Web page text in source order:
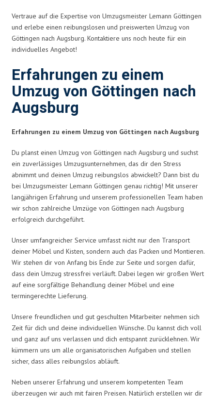
Vertraue auf die Expertise von Umzugsmeister Lemann Göttingen
und erlebe einen reibungslosen und preiswerten Umzug von
Göttingen nach Augsburg. Kontaktiere uns noch heute für ein
individuelles Angebot!
Erfahrungen zu einem
Umzug von Göttingen nach
Augsburg
Erfahrungen zu einem Umzug von Göttingen nach Augsburg
Du planst einen Umzug von Göttingen nach Augsburg und suchst
ein zuverlässiges Umzugsunternehmen, das dir den Stress
abnimmt und deinen Umzug reibungslos abwickelt? Dann bist du
bei Umzugsmeister Lemann Göttingen genau richtig! Mit unserer
langjährigen Erfahrung und unserem professionellen Team haben
wir schon zahlreiche Umzüge von Göttingen nach Augsburg
erfolgreich durchgeführt.
Unser umfangreicher Service umfasst nicht nur den Transport
deiner Möbel und Kisten, sondern auch das Packen und Montieren.
Wir stehen dir von Anfang bis Ende zur Seite und sorgen dafür,
dass dein Umzug stressfrei verläuft. Dabei legen wir großen Wert
auf eine sorgfältige Behandlung deiner Möbel und eine
termingerechte Lieferung.
Unsere freundlichen und gut geschulten Mitarbeiter nehmen sich
Zeit für dich und deine individuellen Wünsche. Du kannst dich voll
und ganz auf uns verlassen und dich entspannt zurücklehnen. Wir
kümmern uns um alle organisatorischen Aufgaben und stellen
sicher, dass alles reibungslos abläuft.
Neben unserer Erfahrung und unserem kompetenten Team
überzeugen wir auch mit fairen Preisen. Natürlich erstellen wir dir